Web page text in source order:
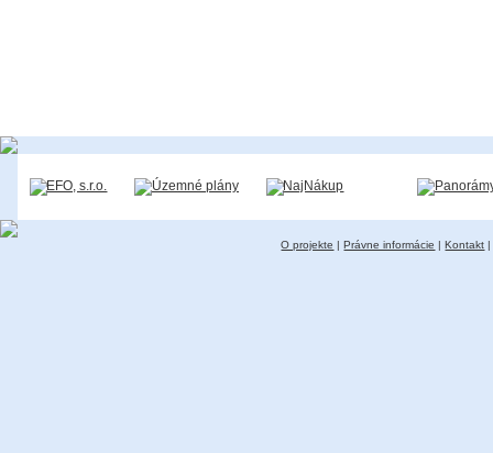
O projekte |Právne informácie |Kontakt